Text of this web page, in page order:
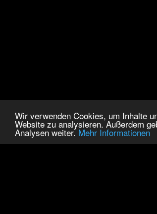
Wir verwenden Cookies, um Inhalte
Website zu analysieren. Außerdem
Analysen weiter. Mehr Informationen